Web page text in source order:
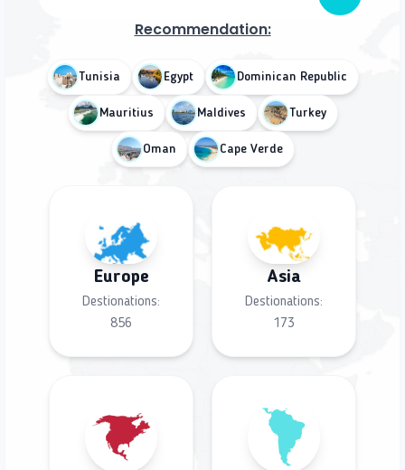
Recommendation:
Tunisia Egypt Dominican Republic
Mauritius Maldives Turkey
Oman Cape Verde
Europe
Destionations:
856
Asia
Destionations:
173